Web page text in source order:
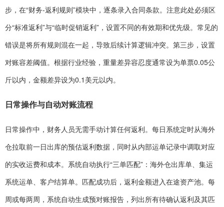
步，在“财务-返利规则”模块中，逐条录入合同条款。注意此处必须区
分“标准返利”与“临时促销返利”，设置不同的有效期和优先级。常见的
错误是将所有规则混在一起，导致后续计算逻辑冲突。第三步，设置
对账容差阈值。根据行业经验，重量差异容忍度通常设为单票0.05公
斤以内，金额差异设为0.1美元以内。
日常操作与自动对账流程
日常操作中，财务人员无需手动计算任何返利。每日系统定时从海外
仓拉取前一日出库的预估返利数据，同时从内部运单记录中调取对应
的实收运费和成本。系统自动执行“三单匹配”：海外仓出库单、集运
系统运单、客户结算单。匹配成功后，返利金额进入在途资产池。每
周或每两周，系统自动生成预对账报告，列出所有待确认返利及其匹